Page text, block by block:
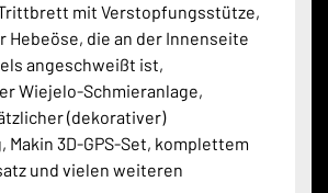
mit Verstopfungsstütze,
Hebeöse, die an der Innenseite
angeschweißt ist,
Wiejelo-Schmieranlage,
(dekorativer)
Makin 3D-GPS-Set, komplettem
und vielen weiteren